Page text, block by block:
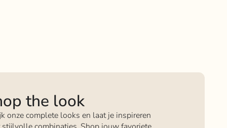
the look
onze complete looks en laat je inspireren